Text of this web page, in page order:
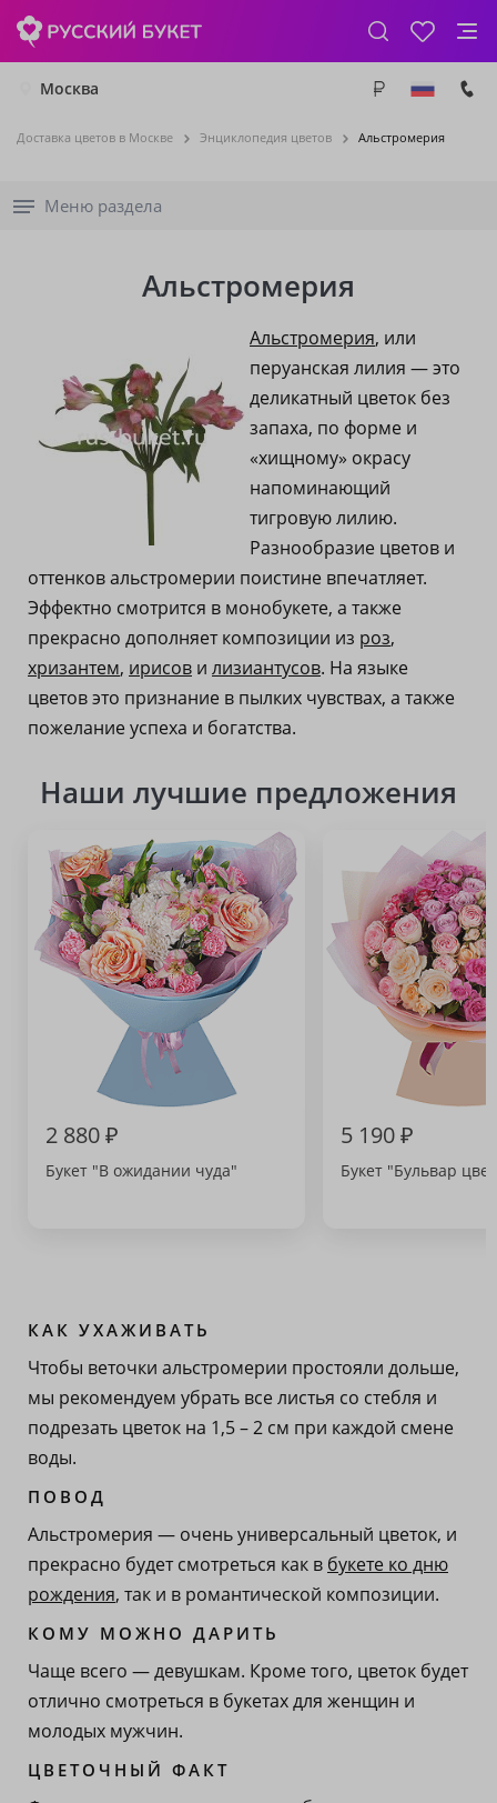
Москва
Доставка цветов в Москве Энциклопедия цветов Альстромерия
Меню раздела
Альстромерия
Альстромерия, или
перуанская лилия — это
деликатный цветок без
запаха, по форме и
«хищному» окрасу
напоминающий
тигровую лилию.
Разнообразие цветов и
оттенков альстромерии поистине впечатляет.
Эффектно смотрится в монобукете, а также
прекрасно дополняет композиции из роз,
хризантем, ирисов и лизиантусов. На языке
цветов это признание в пылких чувствах, а также
пожелание успеха и богатства.
Наши лучшие предложения
2 880 ₽
Букет "В ожидании чуда"
5 190 ₽
Букет "Бульвар
КАК УХАЖИВАТЬ
Чтобы веточки альстромерии простояли дольше,
мы рекомендуем убрать все листья со стебля и
подрезать цветок на 1,5 – 2 см при каждой смене
воды.
ПОВОД
Альстромерия — очень универсальный цветок, и
прекрасно будет смотреться как в букете ко дню
рождения, так и в романтической композиции.
КОМУ МОЖНО ДАРИТЬ
Чаще всего — девушкам. Кроме того, цветок будет
отлично смотреться в букетах для женщин и
молодых мужчин.
ЦВЕТОЧНЫЙ ФАКТ